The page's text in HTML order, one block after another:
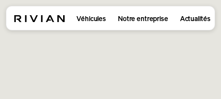
Véhicules Notre entreprise Actualités